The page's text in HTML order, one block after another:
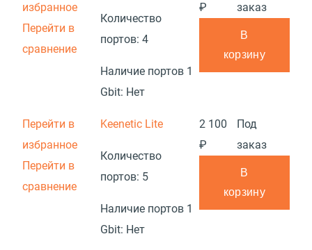
избранное
Перейти в
сравнение
Количество
портов: 4
Наличие портов 1
Gbit: Нет
₽
заказ
В
корзину
Перейти в
избранное
Перейти в
сравнение
Keenetic Lite
Количество
портов: 5
Наличие портов 1
Gbit: Нет
2 100
₽
Под
заказ
В
корзину